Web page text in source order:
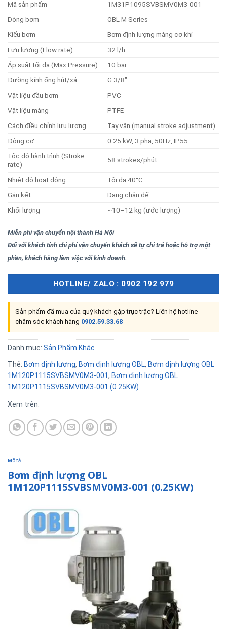
Mã sản phẩm
1M31P1095SVBSMV0M3-001
Dòng bơm
OBL M Series
Kiểu bơm
Bơm định lượng màng cơ khí
Lưu lượng (Flow rate)
32 l/h
Áp suất tối đa (Max Pressure)
10 bar
Đường kính ống hút/xả
G 3/8″
Vật liệu đầu bơm
PVC
Vật liệu màng
PTFE
Cách điều chỉnh lưu lượng
Tay vặn (manual stroke adjustment)
Động cơ
0.25 kW, 3 pha, 50Hz, IP55
Tốc độ hành trình (Stroke
rate)
58 strokes/phút
Nhiệt độ hoạt động
Tối đa 40°C
Gắn kết
Dạng chân đế
Khối lượng
~10–12 kg (ước lượng)
Miễn phí vận chuyển nội thành Hà Nội
Đối với khách tỉnh chi phí vận chuyển khách sẽ tự chi trả hoặc hỗ trợ một
phần, khách hàng làm việc với kinh doanh.
HOTLINE/ ZALO : 0902 192 979
Sản phẩm đã mua của quý khách gặp trục trặc? Liên hệ hotline
chăm sóc khách hàng 0902.59.33.68
Danh mục: Sản Phẩm Khác
Thẻ: Bơm định lượng, Bơm định lượng OBL, Bơm định lượng OBL
1M120P1115SVBSMV0M3-001, Bơm định lượng OBL
1M120P1115SVBSMV0M3-001 (0.25KW)
Xem trên:
Mô tả
Bơm định lượng OBL
1M120P1115SVBSMV0M3-001 (0.25KW)